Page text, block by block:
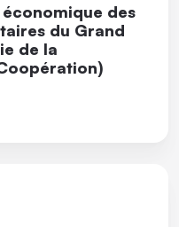
des
du Grand
de la